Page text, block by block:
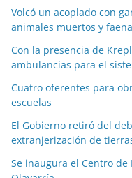
Volcó un acoplado con
animales muertos y
Con la presencia de
ambulancias para el
Cuatro oferentes para
escuelas
El Gobierno retiró del
extranjerización de
Se inaugura el Centro de